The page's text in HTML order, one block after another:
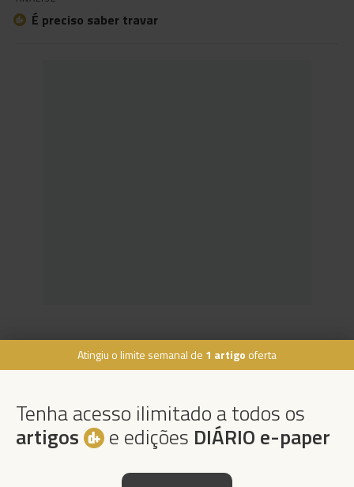
Atingiu o limite semanal de 1 artigo oferta
Tenha acesso ilimitado a todos os
artigos e edições DIÁRIO e-paper
É preciso saber travar
291 202 300
Instale a nossa App
Podcasts ×